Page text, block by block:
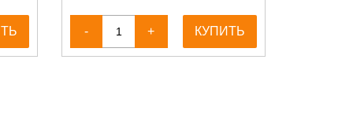
- + КУПИТЬ